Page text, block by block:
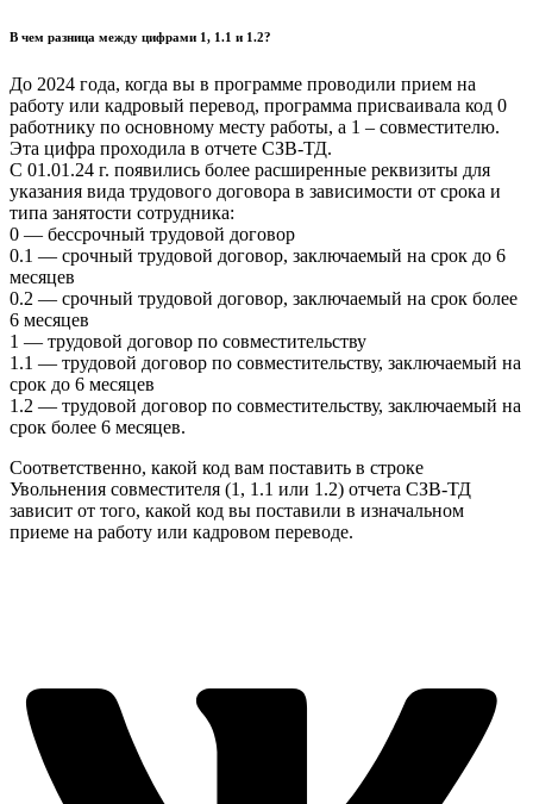
В чем разница между цифрами 1, 1.1 и 1.2?
До 2024 года, когда вы в программе проводили прием на
работу или кадровый перевод, программа присваивала код 0
работнику по основному месту работы, а 1 – совместителю.
Эта цифра проходила в отчете СЗВ-ТД.
С 01.01.24 г. появились более расширенные реквизиты для
указания вида трудового договора в зависимости от срока и
типа занятости сотрудника:
0 — бессрочный трудовой договор
0.1 — срочный трудовой договор, заключаемый на срок до 6
месяцев
0.2 — срочный трудовой договор, заключаемый на срок более
6 месяцев
1 — трудовой договор по совместительству
1.1 — трудовой договор по совместительству, заключаемый на
срок до 6 месяцев
1.2 — трудовой договор по совместительству, заключаемый на
срок более 6 месяцев.
Соответственно, какой код вам поставить в строке
Увольнения совместителя (1, 1.1 или 1.2) отчета СЗВ-ТД
зависит от того, какой код вы поставили в изначальном
приеме на работу или кадровом переводе.